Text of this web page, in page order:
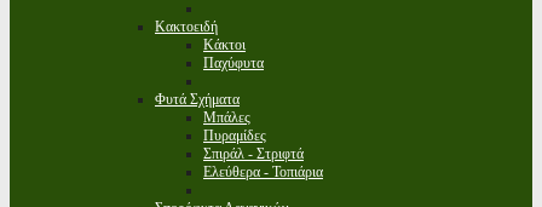
Κακτοειδή
Κάκτοι
Παχύφυτα
Φυτά Σχήματα
Μπάλες
Πυραμίδες
Σπιράλ - Στριφτά
Ελεύθερα - Τοπιάρια